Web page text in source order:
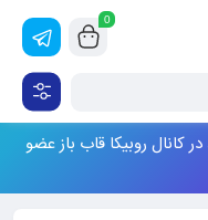
0
کانال روبیکا قاب باز عضو